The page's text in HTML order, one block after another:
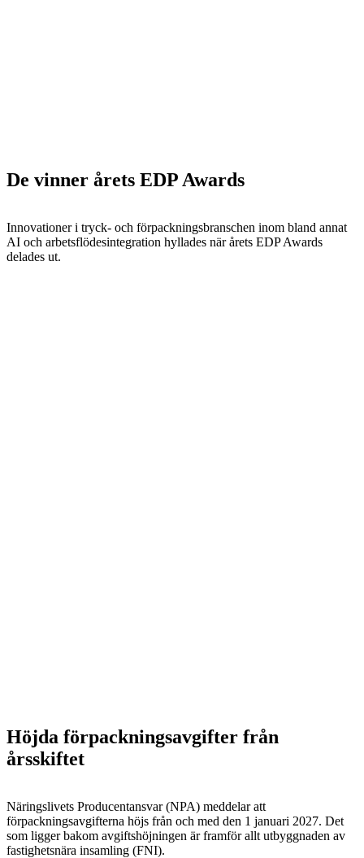
De vinner årets EDP Awards
Innovationer i tryck- och förpackningsbranschen inom bland annat
AI och arbetsflödesintegration hyllades när årets EDP Awards
delades ut.
Höjda förpackningsavgifter från
årsskiftet
Näringslivets Producentansvar (NPA) meddelar att
förpackningsavgifterna höjs från och med den 1 januari 2027. Det
som ligger bakom avgiftshöjningen är framför allt utbyggnaden av
fastighetsnära insamling (FNI).